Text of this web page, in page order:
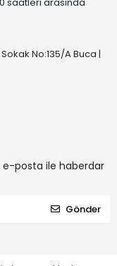
No:135/A Buca |
e-posta ile haberdar
Gönder